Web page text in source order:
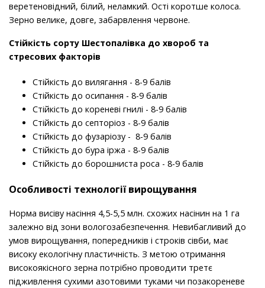
веретеновідний, білий, неламкий. Ості коротше колоса.
Зерно велике, довге, забарвлення червоне.
Стійкість сорту Шестопалівка до хвороб та
стресових факторів
Стійкість до вилягання - 8-9 балів
Стійкість до осипання - 8-9 балів
Стійкість до кореневі гнилі - 8-9 балів
Стійкість до септоріоз - 8-9 балів
Стійкість до фузаріозу - 8-9 балів
Стійкість до бура іржа - 8-9 балів
Стійкість до борошниста роса - 8-9 балів
Особливості технології вирощування
Норма висіву насіння 4,5-5,5 млн. схожих насінин на 1 га
залежно від зони вологозабезпечення. Невибагливий до
умов вирощування, попередників і строків сівби, має
високу екологічну пластичність. З метою отримання
високоякісного зерна потрібно проводити третє
підживлення сухими азотовими туками чи позакореневе